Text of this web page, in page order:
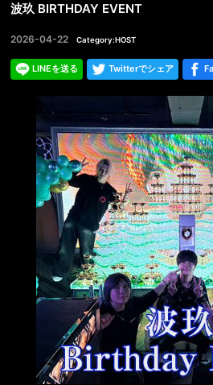
波玖 BIRTHDAY EVENT
2026-04-22 Category:HOST
LINEを送る Twitterでシェア